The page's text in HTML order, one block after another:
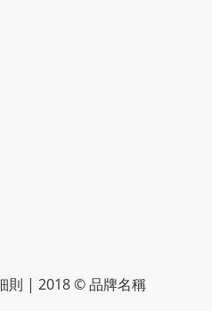
則 | 2018 © 品牌名稱